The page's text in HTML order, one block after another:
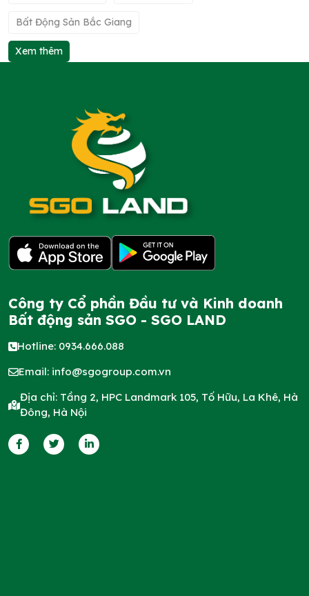
Bất Động Sản Bắc Giang
Xem thêm
Công ty Cổ phần Đầu tư và Kinh doanh
Bất động sản SGO - SGO LAND
Hotline: 0934.666.088
Email: info@sgogroup.com.vn
Địa chỉ: Tầng 2, HPC Landmark 105, Tố Hữu, La Khê, Hà
Đông, Hà Nội